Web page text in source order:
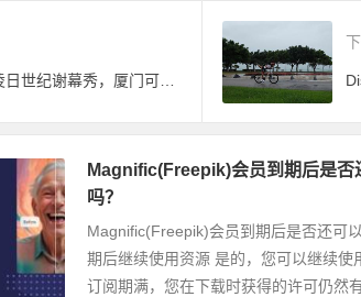
Magnific(Freepik)会员到期后是否
吗？
Magnific(Freepik)会员到期后是否还可
期后继续使用资源 是的，您可以继续
订阅期满，您在下载时获得的许可仍然